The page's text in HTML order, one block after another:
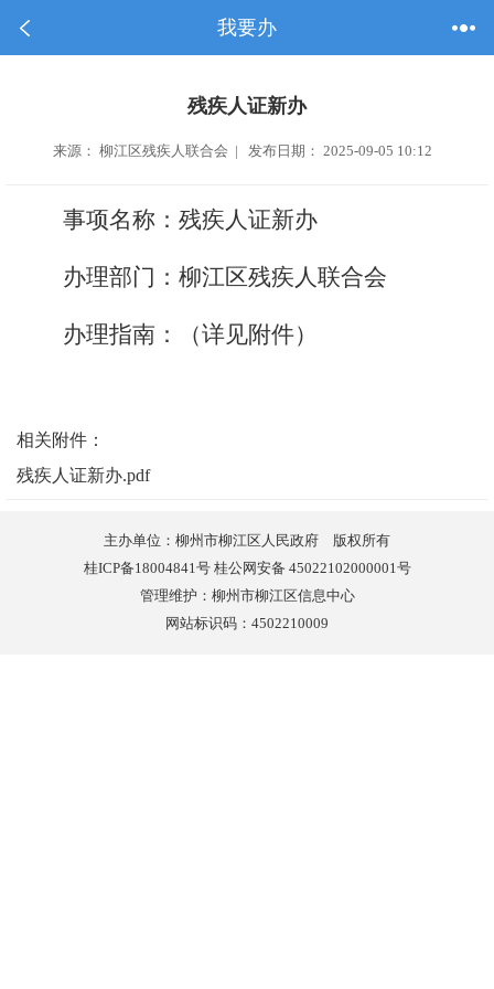
我要办
残疾人证新办
来源： 柳江区残疾人联合会 | 发布日期： 2025-09-05 10:12
事项名称： 残疾人证新办
办理部门： 柳江区残疾人联合会
办理指南：（详见附件）
相关附件：
残疾人证新办.pdf
主办单位：柳州市柳江区人民政府 版权所有
桂ICP备18004841号 桂公网安备 45022102000001号
管理维护：柳州市柳江区信息中心
网站标识码：4502210009